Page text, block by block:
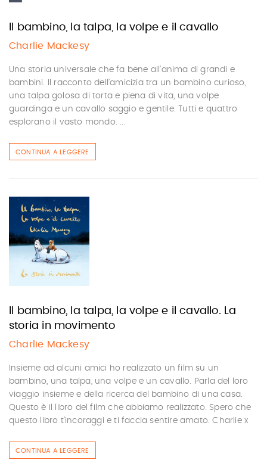
Il bambino, la talpa, la volpe e il cavallo
Charlie Mackesy
Una storia universale che fa bene all’anima di grandi e
bambini. Il racconto dell’amicizia tra un bambino curioso,
una talpa golosa di torta e piena di vita, una volpe
guardinga e un cavallo saggio e gentile. Tutti e quattro
esplorano il vasto mondo. ...
CONTINUA A LEGGERE
Il bambino, la talpa, la volpe e il cavallo. La
storia in movimento
Charlie Mackesy
Insieme ad alcuni amici ho realizzato un film su un
bambino, una talpa, una volpe e un cavallo. Parla del loro
viaggio insieme e della ricerca del bambino di una casa.
Questo è il libro del film che abbiamo realizzato. Spero che
questo libro t’incoraggi e ti faccia sentire amato. Charlie x
CONTINUA A LEGGERE